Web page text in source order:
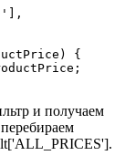
{
и получаем